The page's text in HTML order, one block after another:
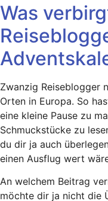
Was
Zwanzig Reiseblogger
Orten in Europa. So
eine kleine Pause zu
Schmuckstücke zu
du dir ja auch
einen Ausflug wert
An welchem Beitrag
möchte dir ja nicht die